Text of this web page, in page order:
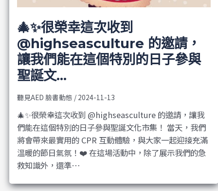
🎄✨很榮幸這次收到
@highseasculture 的邀請，
讓我們能在這個特別的日子參與
聖誕文…
聽見AED 臉書動態 / 2024-11-13
🎄✨很榮幸這次收到 @highseasculture 的邀請，讓我
們能在這個特別的日子參與聖誕文化市集！ 當天，我們
將會帶來最實用的 CPR 互動體驗，與大家一起迎接充滿
溫暖的節日氣氛！❤️ 在這場活動中，除了展示我們的急
救知識外，還準…